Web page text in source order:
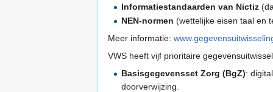
Informatiestandaarden van Nictiz
NEN-normen (wettelijke eisen taal en
Meer informatie:
VWS heeft vijf prioritaire
Basisgegevensset Zorg (BgZ):
doorverwijzing.